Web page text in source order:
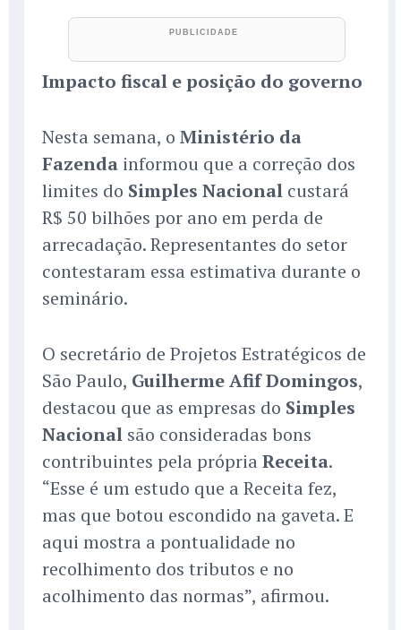
Impacto fiscal e posição do governo
Nesta semana, o Ministério da
Fazenda informou que a correção dos
limites do Simples Nacional custará
R$ 50 bilhões por ano em perda de
arrecadação. Representantes do setor
contestaram essa estimativa durante o
seminário.
O secretário de Projetos Estratégicos de
São Paulo, Guilherme Afif Domingos,
destacou que as empresas do Simples
Nacional são consideradas bons
contribuintes pela própria Receita.
“Esse é um estudo que a Receita fez,
mas que botou escondido na gaveta. E
aqui mostra a pontualidade no
recolhimento dos tributos e no
acolhimento das normas”, afirmou.